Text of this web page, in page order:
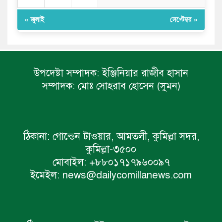
« জুলাই সেপ্টেম্বর »
উপদেষ্টা সম্পাদক: ইঞ্জিনিয়ার রাজীব হাসান
সম্পাদক: মোঃ সোহরাব হোসেন (সুমন)
ঠিকানা: গোল্ডেন টাওয়ার, আমতলী, কুমিল্লা সদর,
কুমিল্লা-৩৫০০
মোবাইল: +৮৮০১৭১৭৯৬০০৯৭
ইমেইল: news@dailycomillanews.com